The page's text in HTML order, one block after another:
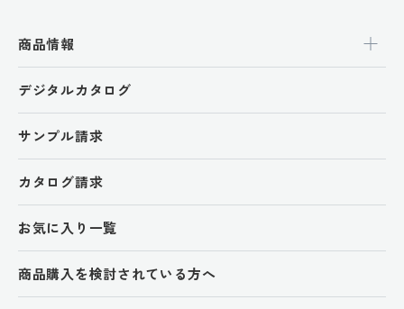
商品情報
デジタルカタログ
サンプル請求
カタログ請求
お気に入り一覧
商品購入を検討されている方へ